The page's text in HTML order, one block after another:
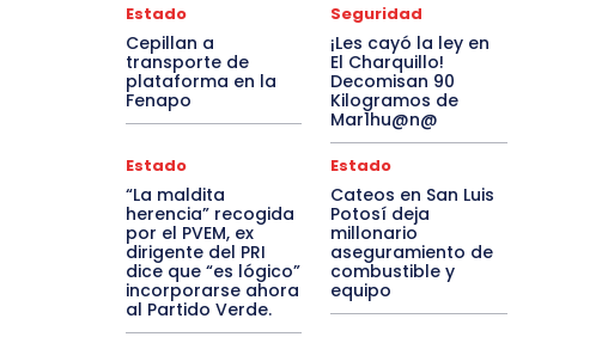
Estado
Cepillan a
transporte de
plataforma en la
Fenapo
Seguridad
¡Les cayó la ley en
El Charquillo!
Decomisan 90
Kilogramos de
Mar1hu@n@
Estado
“La maldita
herencia” recogida
por el PVEM, ex
dirigente del PRI
dice que “es lógico”
incorporarse ahora
al Partido Verde.
Estado
Cateos en San Luis
Potosí deja
millonario
aseguramiento de
combustible y
equipo